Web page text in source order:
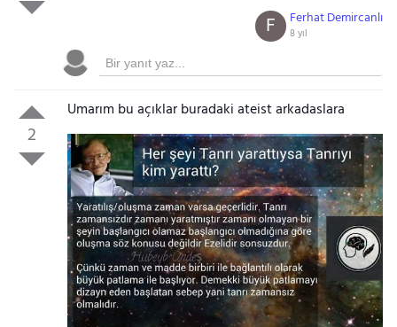
Ferhat Demircanlı
8 yıl
F
2
Umarım bu açıklar buradaki ateist arkadaslara